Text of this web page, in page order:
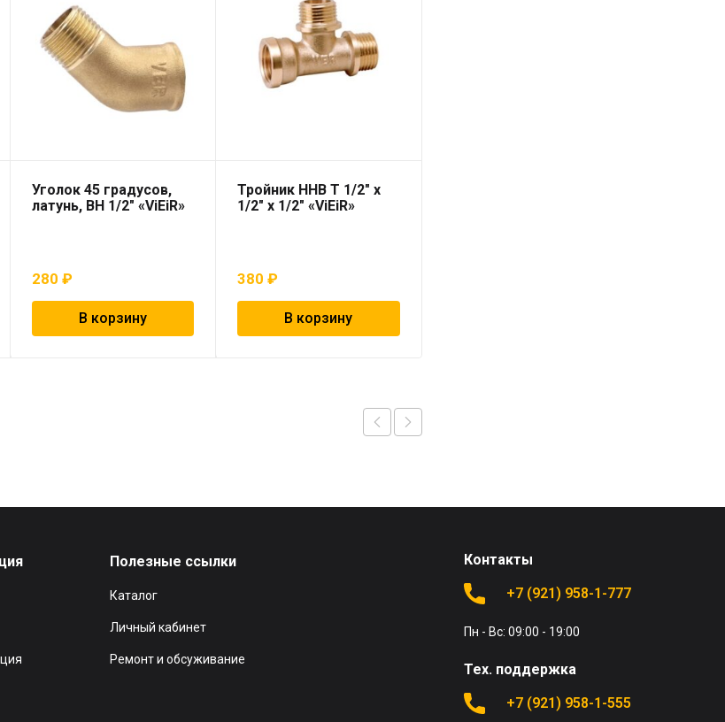
Уголок 45 градусов,
латунь, ВН 1/2″ «ViEiR»
280₽
В корзину
Тройник ННВ T 1/2″ х
1/2″ х 1/2″ «ViEiR»
380₽
В корзину
Полезные ссылки
Каталог
Личный кабинет
Ремонт и обсуживание
Контакты
+7 (921) 958-1-777
Пн - Вс: 09:00 - 19:00
Тех. поддержка
+7 (921) 958-1-555